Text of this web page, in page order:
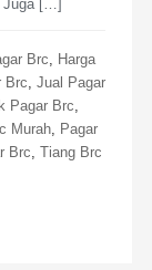
Juga […]
Brc
Harga
Brc Jual Pagar
Pagar Brc
Murah,
Pagar
Brc Tiang Brc